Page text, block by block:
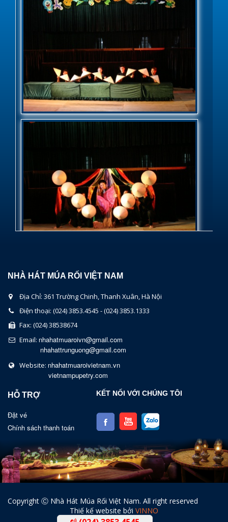
NHÀ HÁT MÚA RỐI VIỆT NAM
Địa Chỉ: 361 Trường Chinh, Thanh Xuân, Hà Nội
Điện thoại: (024) 3853.4545 - (024) 3853.1333
Fax: (024) 38538674
Email: nhahatmuaroivn@gmail.com
nhahattrunguong@gmail.com
Website: nhahatmuaroivietnam.vn
vietnampupetry.com
HỖ TRỢ
Đặt vé
Chính sách thanh toán
KẾT NỐI VỚI CHÚNG TÔI
Copyright Ⓒ Nhà Hát Múa Rối Việt Nam. All right reserved
Thiế kế website bởi VINNO